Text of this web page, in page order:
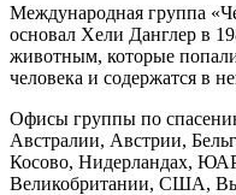
Международная группа
основал Хели Данглер в
животным, которые
человека и содержатся в
Офисы группы по
Австралии, Австрии,
Косово, Нидерландах,
Великобритании, США,